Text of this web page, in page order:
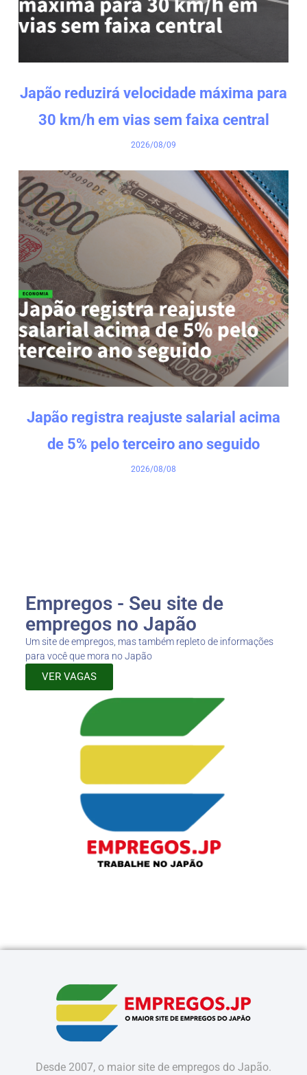
Japão reduzirá velocidade máxima para
30 km/h em vias sem faixa central
2026/08/09
Japão registra reajuste salarial acima
de 5% pelo terceiro ano seguido
2026/08/08
Empregos - Seu site de
empregos no Japão
Um site de empregos, mas também repleto de informações
para você que mora no Japão
VER VAGAS
Desde 2007, o maior site de empregos do Japão.